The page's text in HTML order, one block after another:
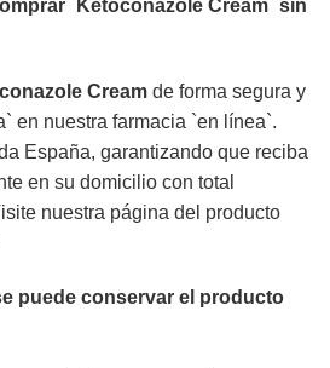
Ketoconazole Cream `sin
Cream de forma segura y
en nuestra farmacia `en línea`.
España, garantizando que reciba
en su domicilio con total
nuestra página del producto
puede conservar el producto